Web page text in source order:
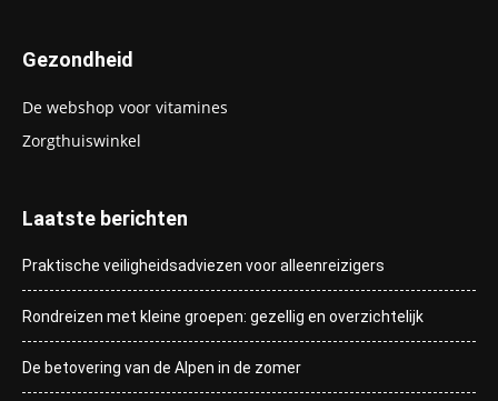
Gezondheid
De webshop voor vitamines
Zorgthuiswinkel
Laatste berichten
Praktische veiligheidsadviezen voor alleenreizigers
Rondreizen met kleine groepen: gezellig en overzichtelijk
De betovering van de Alpen in de zomer